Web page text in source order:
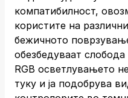
компатибилност,
користите на
бежичното
обезбедуваат
RGB осветлувањето
туку и ја подобрува